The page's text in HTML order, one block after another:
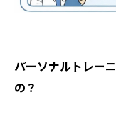
パーソナルトレー
の？